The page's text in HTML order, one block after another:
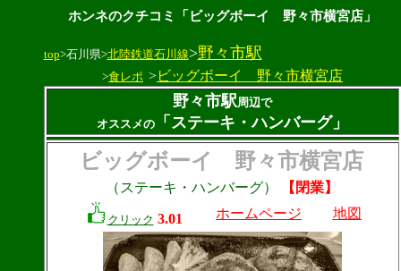
ホンネのクチコミ「ビッグボーイ 野々市横宮店」
top>石川県>北陸鉄道石川線>野々市駅
>食レポ >ビッグボーイ 野々市横宮店
野々市駅周辺で
オススメの
「ステーキ・ハンバーグ」
ビッグボーイ 野々市横宮店
（ステーキ・ハンバーグ） 【閉業】
クリック 3.01 ホームページ 地図